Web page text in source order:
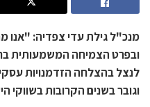
מנכ"ל גילת עדי צפדיה: "אנו
ובפרט הצמיחה המשמעותית
לנצל בהצלחה הזדמנויות
וגובר בשנים הקרובות בשווקי